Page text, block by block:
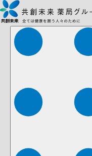
株式会社ファーマみらい